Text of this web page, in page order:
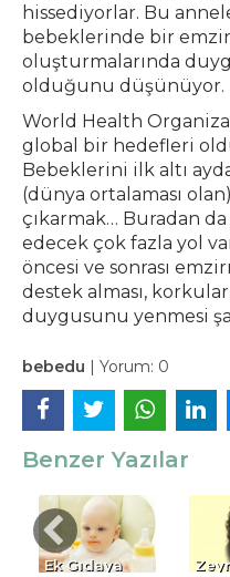
hissediyorlar. Bu
bebeklerinde bir
oluşturmalarında
olduğunu düşünüyor.
World Health
global bir hedefleri
Bebeklerini ilk altı
(dünya ortalaması
çıkarmak… Buradan da
edecek çok fazla yol
öncesi ve sonrası
destek alması,
duygusunu yenmesi
bebedu | Yorum: 0
Benzer Yazılar
Ek Gıdaya